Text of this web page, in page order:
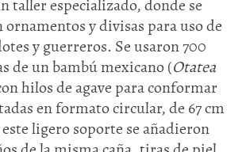
taller especializado, donde se
ornamentos y divisas para uso de
y guerreros. Se usaron 700
de un bambú mexicano (Otatea
hilos de agave para conformar
en formato circular, de 67 cm
ligero soporte se añadieron